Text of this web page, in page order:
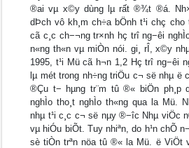
®ai vµ x©y dùng lµ rất ®¾t ®á.
dÞch vô kh¸m ch÷a bÖnh t¹i chç
cã c¸c ch−¬ng tr×nh hç trî ng−êi
n«ng th«n vµ miÒn nói. gi¸ rÎ, x©y
1995, t¹i Mü cã h¬n 1,2 Hç trî ng−êi
lµ mét trong nh÷ng triÖu c¬ së nhµ
®Çu t− hµng tr¨m tû ®« biÖn ph¸p
nghÌo tho¸t nghÌo th«ng qua la Mü.
nhµ t¹i c¸c c¬ së nµy ®−îc Nhµ viÖc
vµ hiÓu biÕt. Tuy nhiªn, do h¹n chÕ
sè tiÒn trªn nöa tû ®« la Mü. ë ViÖt